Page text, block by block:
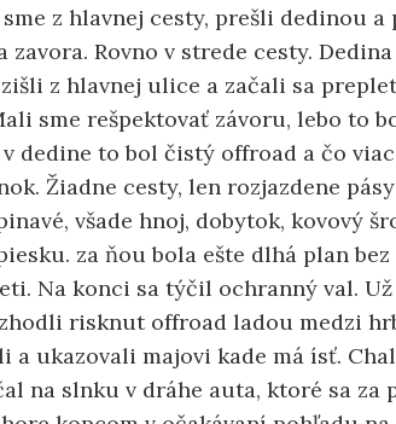
z hlavnej cesty, prešli dedinou a
Rovno v strede cesty.
z hlavnej ulice a začali sa
sme rešpektovať závoru, lebo to
dedine to bol čistý offroad a čo
Žiadne cesty, len rozjazdene
všade hnoj, dobytok, kovový
za ňou bola ešte dlhá plan bez
Na konci sa týčil ochranný val.
risknut offroad ladou medzi
a ukazovali majovi kade má ísť.
na slnku v dráhe auta, ktoré sa za